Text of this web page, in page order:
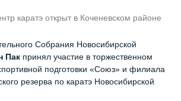
каратэ открыт в Коченевском районе
Собрания Новосибирской
Пак принял участие в торжественном
подготовки «Союз» и филиала
резерва по каратэ Новосибирской